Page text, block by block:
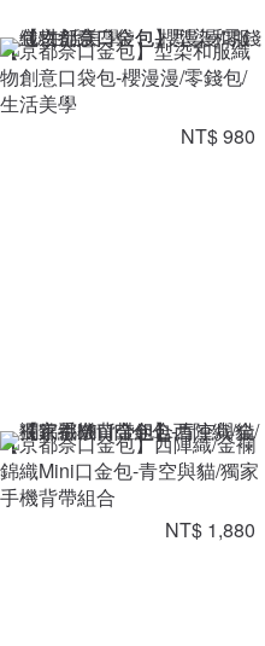
【京都奈口金包】型染和服織
物創意口袋包-櫻漫漫/零錢包/
生活美學
NT$ 980
【京都奈口金包】西陣織/金襴
錦織Mini口金包-青空與貓/獨家
手機背帶組合
NT$ 1,880